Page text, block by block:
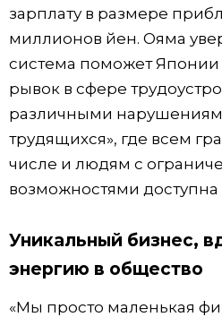
зарплату в размере
миллионов йен. Ояма
система поможет
рывок в сфере
различными
трудящихся», где всем
числе и людям с
возможностями доступна
Уникальный бизнес,
энергию в общество
«Мы просто маленькая